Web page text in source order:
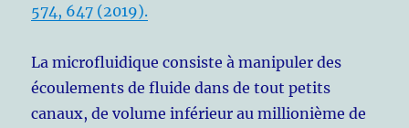
574, 647 (2019).
La microfluidique consiste à manipuler des
écoulements de fluide dans de tout petits
canaux, de volume inférieur au millionième de